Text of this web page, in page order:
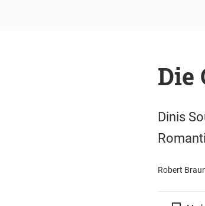
Die
Dinis
Robert